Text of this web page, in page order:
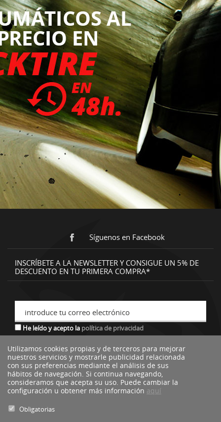
Síguenos en Facebook
INSCRÍBETE A LA NEWSLETTER Y CONSIGUE UN 5% DE
DESCUENTO EN TU PRIMERA COMPRA*
introduce tu correo electrónico
He leído y acepto la política de privacidad
*descuento no acumulable a otras ofertas o promociones.
Utilizamos cookies propias y de terceros para mejorar
nuestros servicios y mostrarle publicidad relacionada
con sus preferencias mediante el análisis de sus
hábitos de navegación. Si continua navegando,
consideramos que acepta su uso. Puede cambiar la
configuración u obtener más información aquí
Obligatorias